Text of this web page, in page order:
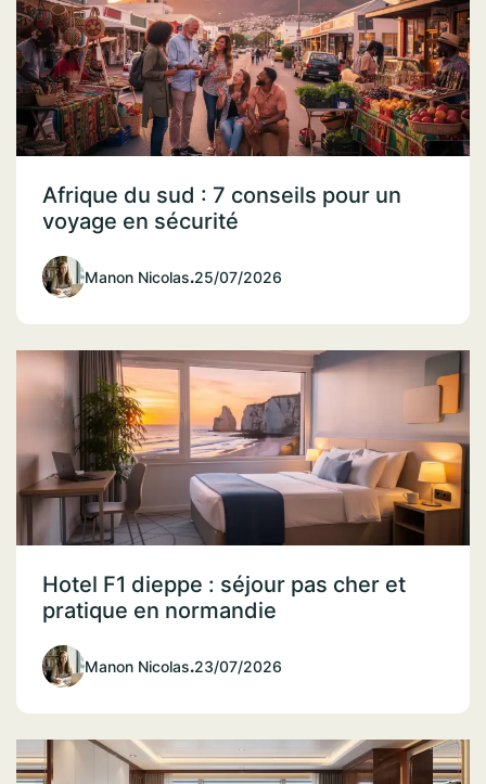
Afrique du sud : 7 conseils pour un
voyage en sécurité
Manon Nicolas.25/07/2026
Hotel F1 dieppe : séjour pas cher et
pratique en normandie
Manon Nicolas.23/07/2026